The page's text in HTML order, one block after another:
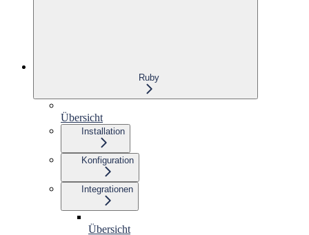
Ruby
Übersicht
Installation
Konfiguration
Integrationen
Übersicht